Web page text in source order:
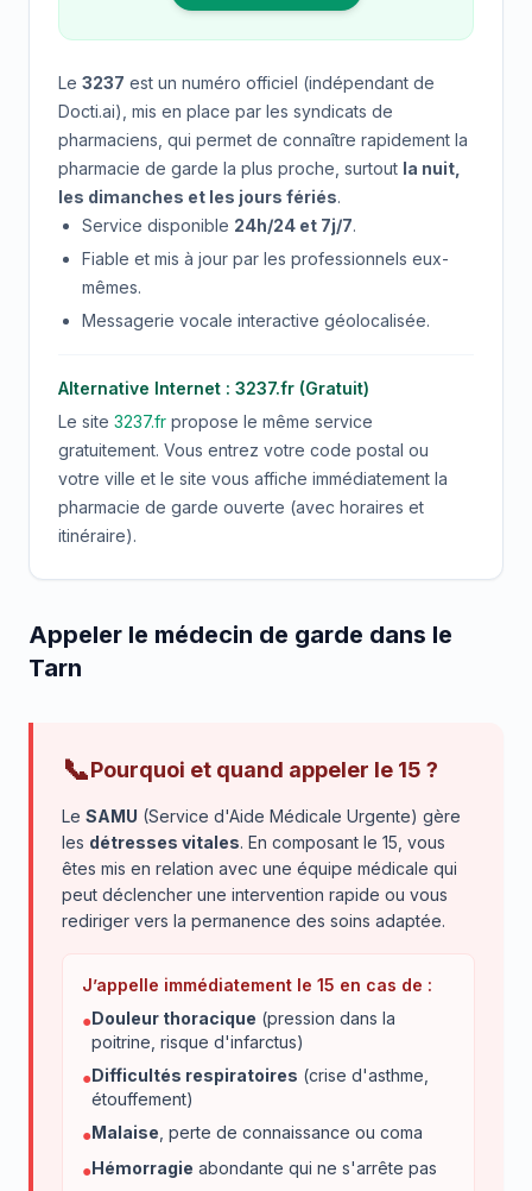
Le 3237 est un numéro officiel (indépendant de
Docti.ai), mis en place par les syndicats de
pharmaciens, qui permet de connaître rapidement la
pharmacie de garde la plus proche, surtout la nuit,
les dimanches et les jours fériés.
Service disponible 24h/24 et 7j/7.
Fiable et mis à jour par les professionnels eux-
mêmes.
Messagerie vocale interactive géolocalisée.
Alternative Internet : 3237.fr (Gratuit)
Le site 3237.fr propose le même service
gratuitement. Vous entrez votre code postal ou
votre ville et le site vous affiche immédiatement la
pharmacie de garde ouverte (avec horaires et
itinéraire).
Appeler le médecin de garde dans le
Tarn
📞Pourquoi et quand appeler le 15 ?
Le SAMU (Service d'Aide Médicale Urgente) gère
les détresses vitales. En composant le 15, vous
êtes mis en relation avec une équipe médicale qui
peut déclencher une intervention rapide ou vous
rediriger vers la permanence des soins adaptée.
J’appelle immédiatement le 15 en cas de :
●Douleur thoracique (pression dans la
poitrine, risque d'infarctus)
●Difficultés respiratoires (crise d'asthme,
étouffement)
●Malaise , perte de connaissance ou coma
●Hémorragie abondante qui ne s'arrête pas